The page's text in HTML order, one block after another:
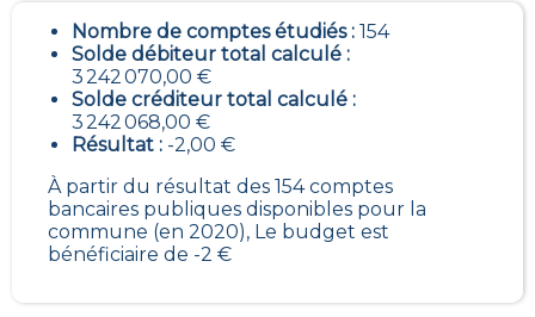
Nombre de comptes étudiés : 154
Solde débiteur total calculé :
3 242 070,00 €
Solde créditeur total calculé :
3 242 068,00 €
Résultat : -2,00 €
À partir du résultat des 154 comptes
bancaires publiques disponibles pour la
commune (en 2020), Le budget est
bénéficiaire de -2 €